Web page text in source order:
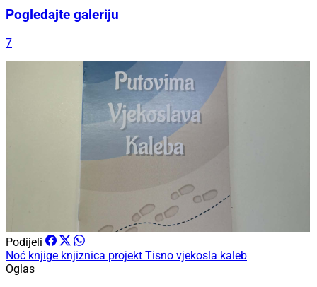
Pogledajte galeriju
7
Podijeli
Noć knjige knjiznica projekt Tisno vjekosla kaleb
Oglas